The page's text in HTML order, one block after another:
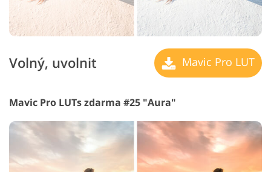
Volný, uvolnit Mavic Pro LUT
Mavic Pro LUTs zdarma #25 "Aura"